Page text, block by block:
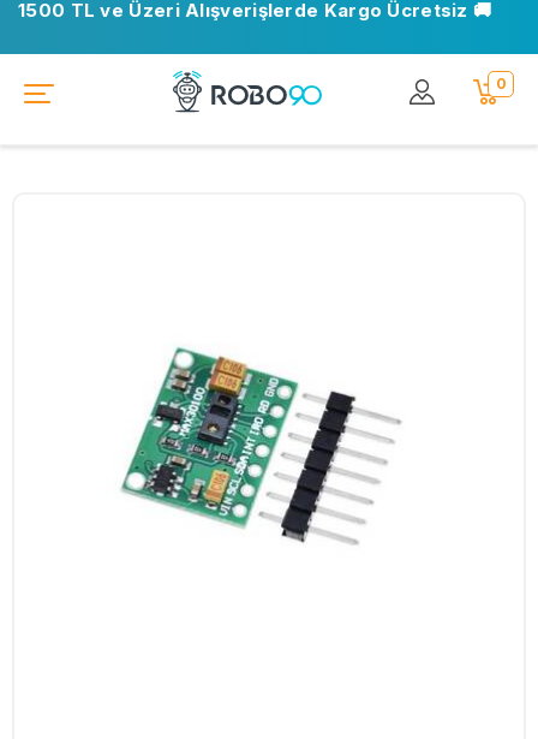
1500 TL ve Üzeri Alışverişlerde Kargo Ücretsiz 🚚
0